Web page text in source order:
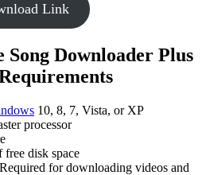
Link
Song Downloader Plus
10, 8, 7, Vista, or XP
processor
disk space
for downloading videos and